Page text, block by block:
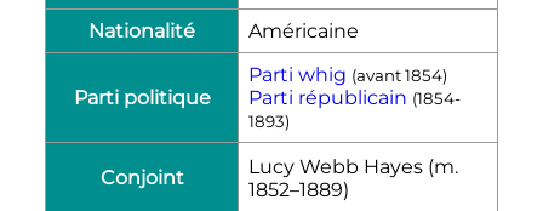
Nationalité
Américaine
Parti politique
Parti whig (avant 1854)
Parti républicain (1854-
1893)
Conjoint Lucy Webb Hayes (m.
1852–1889)